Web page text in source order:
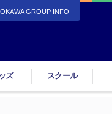
GROUP INFO
ズ スクール